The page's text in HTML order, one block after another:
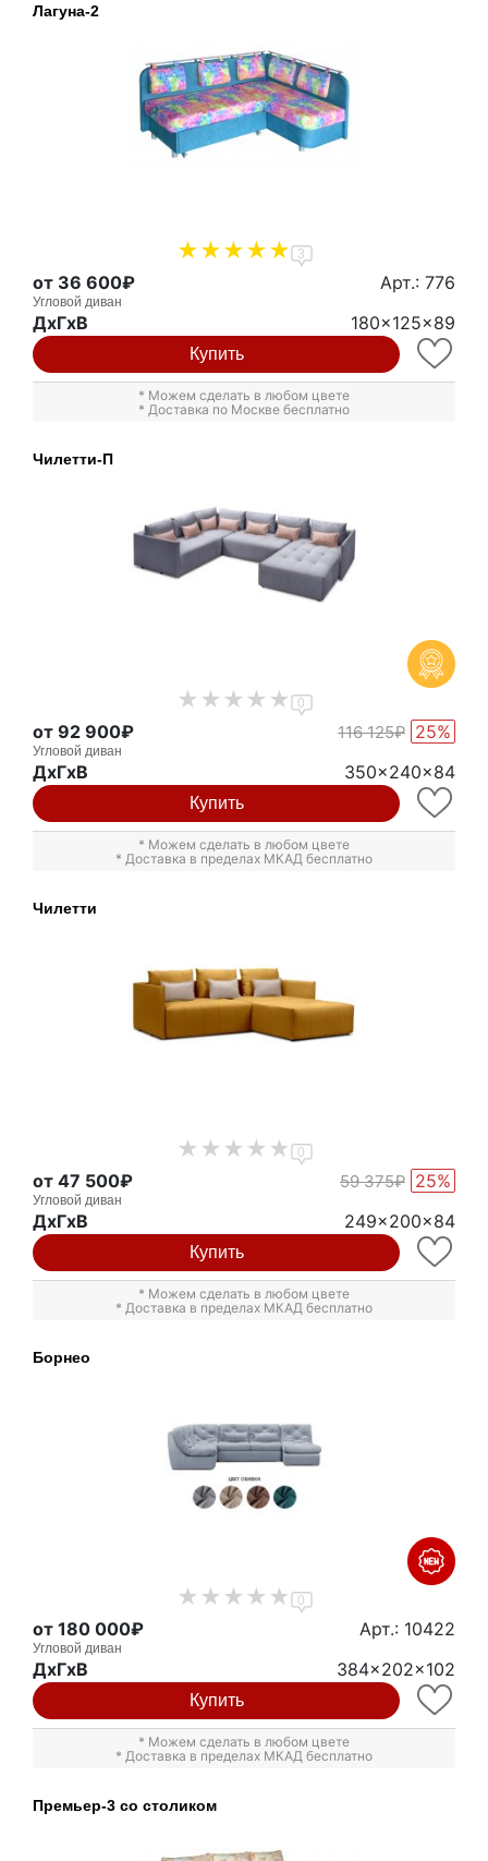
Лагуна-2
3
от 36 600₽ Арт.: 776
Угловой диван
ДxГxВ 180x125x89
Купить
* Можем сделать в любом цвете
* Доставка по Москве бесплатно
Чилетти-П
0
от 92 900₽ 116 125₽ 25%
Угловой диван
ДxГxВ 350x240x84
Купить
* Можем сделать в любом цвете
* Доставка в пределах МКАД бесплатно
Чилетти
0
от 47 500₽ 59 375₽ 25%
Угловой диван
ДxГxВ 249x200x84
Купить
* Можем сделать в любом цвете
* Доставка в пределах МКАД бесплатно
Борнео
0
от 180 000₽ Арт.: 10422
Угловой диван
ДxГxВ 384x202x102
Купить
* Можем сделать в любом цвете
* Доставка в пределах МКАД бесплатно
Премьер-3 со столиком